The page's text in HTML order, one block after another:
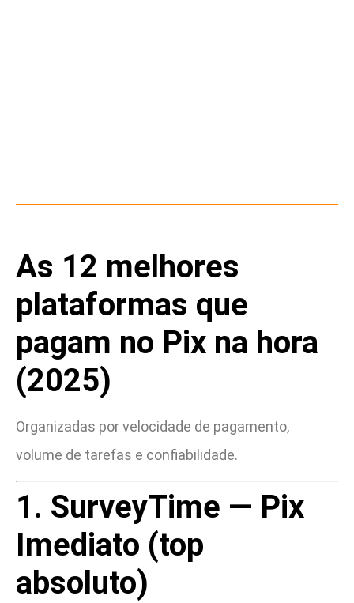
As 12 melhores
plataformas que
pagam no Pix na hora
(2025)
Organizadas por velocidade de pagamento,
volume de tarefas e confiabilidade.
1. SurveyTime — Pix
Imediato (top
absoluto)